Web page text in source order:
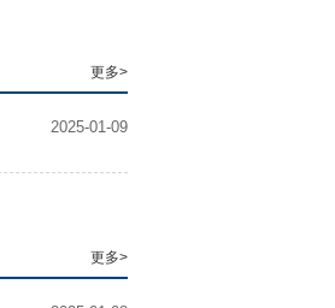
更多>
2025-01-09
更多>